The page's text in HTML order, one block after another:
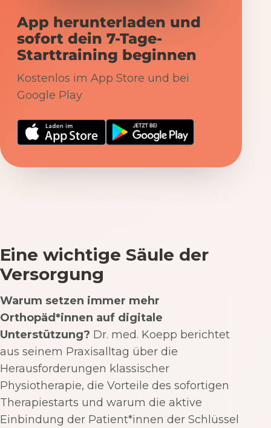
App herunterladen und
sofort dein 7-Tage-
Starttraining beginnen
Kostenlos im App Store und bei
Google Play
Eine wichtige Säule der
Versorgung
Warum setzen immer mehr
Orthopäd*innen auf digitale
Unterstützung? Dr. med. Koepp berichtet
aus seinem Praxisalltag über die
Herausforderungen klassischer
Physiotherapie, die Vorteile des sofortigen
Therapiestarts und warum die aktive
Einbindung der Patient*innen der Schlüssel